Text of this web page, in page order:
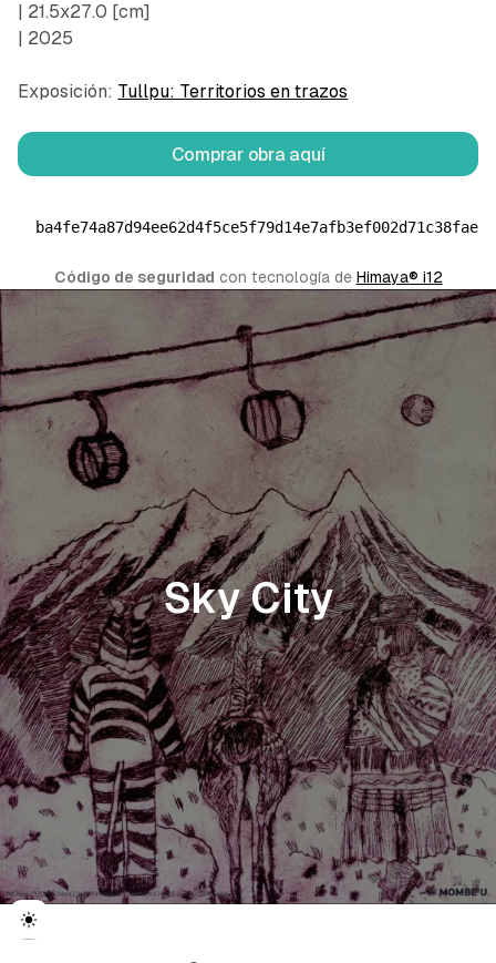
| 21.5x27.0 [cm]
| 2025
Exposición: Tullpu: Territorios en trazos
Comprar obra aquí
Código de seguridad con tecnología de Himaya® i12
Sky City